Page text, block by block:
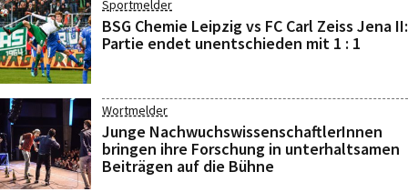
Sportmelder
BSG Chemie Leipzig vs FC Carl Zeiss Jena II:
Partie endet unentschieden mit 1 : 1
Wortmelder
Junge NachwuchswissenschaftlerInnen
bringen ihre Forschung in unterhaltsamen
Beiträgen auf die Bühne